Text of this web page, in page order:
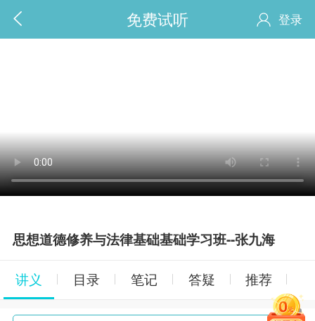
免费试听 登录
思想道德修养与法律基础基础学习班--张九海
讲义 目录 笔记 答疑 推荐